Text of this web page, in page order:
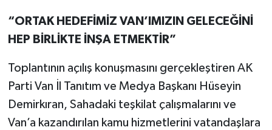
“ORTAK HEDEFİMİZ VAN’IMIZIN GELECEĞİNİ
HEP BİRLİKTE İNŞA ETMEKTİR”
Toplantının açılış konuşmasını gerçekleştiren AK
Parti Van İl Tanıtım ve Medya Başkanı Hüseyin
Demirkıran, Sahadaki teşkilat çalışmalarını ve
Van’a kazandırılan kamu hizmetlerini vatandaşlara